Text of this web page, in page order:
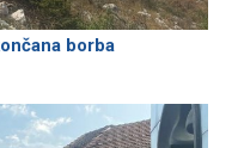
borba